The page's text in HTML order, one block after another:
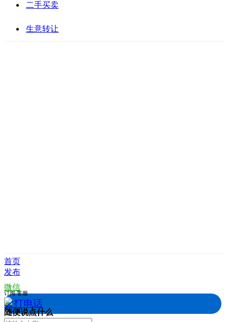
二手买卖
生意转让
首页
发布
微信
拨打电话
订阅 客服
随便说点什么